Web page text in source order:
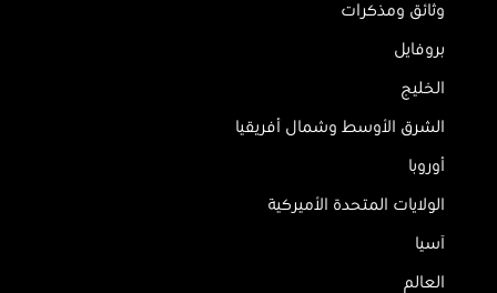
وثائق ومذكرات
بروفايل
الخليج
الشرق الأوسط وشمال أفريقيا
أوروبا
الولايات المتحدة الأميركية
آسيا
العالم